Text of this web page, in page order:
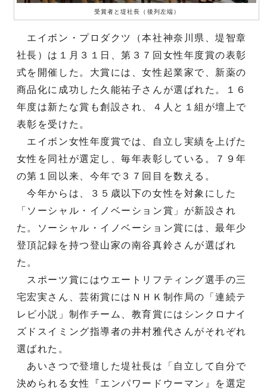
受賞者と堤社長（後列左端）
エイボン・プロダクツ（本社神奈川県、堤智章
社長）は１月３１日、第３７回女性年度賞の表彰
式を開催した。大賞には、女性起業家で、新薬の
商品化に成功した久能祐子さんが選ばれた。１６
年度は新たな賞も創設され、４人と１組が壇上で
表彰を受けた。
エイボン女性年度賞では、自立し実績を上げた
女性を同社が選定し、毎年表彰している。７９年
の第１回以来、今年で３７回目を数える。
今年からは、３５歳以下の女性を対象にした
「ソーシャル・イノベーション賞」が新設され
た。ソーシャル・イノベーション賞には、最年少
登頂記録を持つ登山家の南谷真鈴さんが選ばれ
た。
スポーツ賞にはウエートリフティング選手の三
宅宏実さん、芸術賞にはＮＨＫ制作局の「連続テ
レビ小説」制作チーム、教育賞にはシンクロナイ
ズドスイミング指導者の井村雅代さんがそれぞれ
選ばれた。
あいさつで登壇した堤社長は「自立して自分で
決められる女性『エンパワードウーマン』を選定